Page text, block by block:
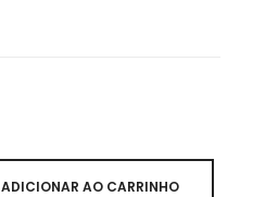
ADICIONAR AO CARRINHO